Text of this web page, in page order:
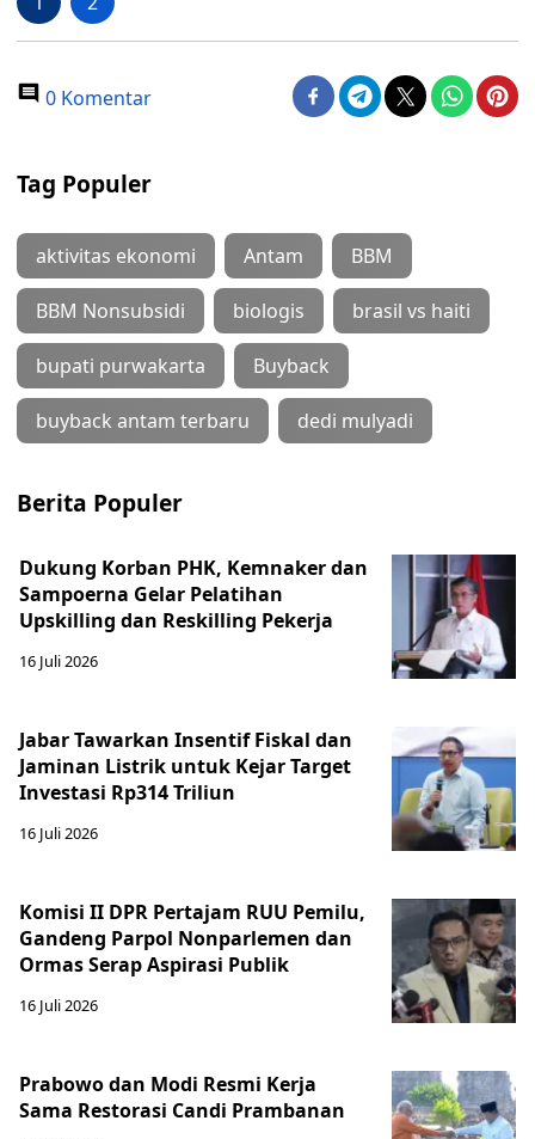
0 Komentar
Tag Populer
aktivitas ekonomi Antam BBM
BBM Nonsubsidi biologis brasil vs haiti
bupati purwakarta Buyback
buyback antam terbaru dedi mulyadi
Berita Populer
Dukung Korban PHK, Kemnaker dan
Sampoerna Gelar Pelatihan
Upskilling dan Reskilling Pekerja
16 Juli 2026
Jabar Tawarkan Insentif Fiskal dan
Jaminan Listrik untuk Kejar Target
Investasi Rp314 Triliun
16 Juli 2026
Komisi II DPR Pertajam RUU Pemilu,
Gandeng Parpol Nonparlemen dan
Ormas Serap Aspirasi Publik
16 Juli 2026
Prabowo dan Modi Resmi Kerja
Sama Restorasi Candi Prambanan